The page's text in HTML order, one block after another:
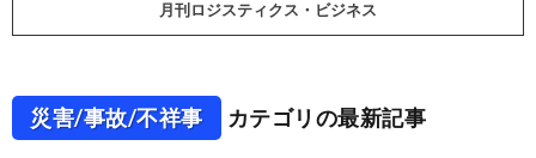
月刊ロジスティクス・ビジネス
災害/事故/不祥事 カテゴリの最新記事